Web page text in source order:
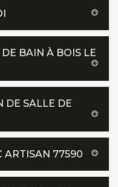
BAIN À BOIS LE
DE SALLE DE
ARTISAN 77590